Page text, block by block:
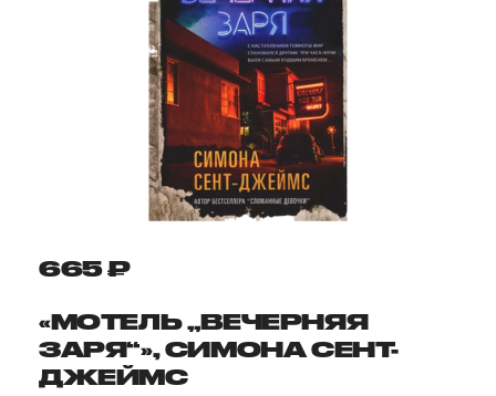
665 ₽
«МОТЕЛЬ „ВЕЧЕРНЯЯ
ЗАРЯ“», СИМОНА СЕНТ-
ДЖЕЙМС